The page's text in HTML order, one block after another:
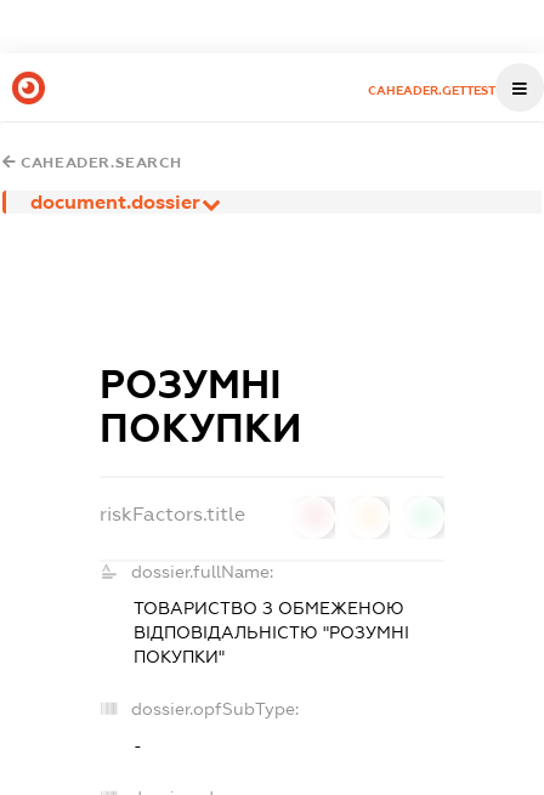
CAHEADER.GETTEST
CAHEADER.SEARCH
document.dossier
РОЗУМНІ
ПОКУПКИ
riskFactors.title
dossier.fullName:
ТОВАРИСТВО З ОБМЕЖЕНОЮ
ВІДПОВІДАЛЬНІСТЮ "РОЗУМНІ
ПОКУПКИ"
dossier.opfSubType:
-